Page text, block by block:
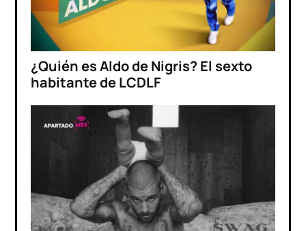
¿Quién es Aldo de Nigris? El sexto
habitante de LCDLF